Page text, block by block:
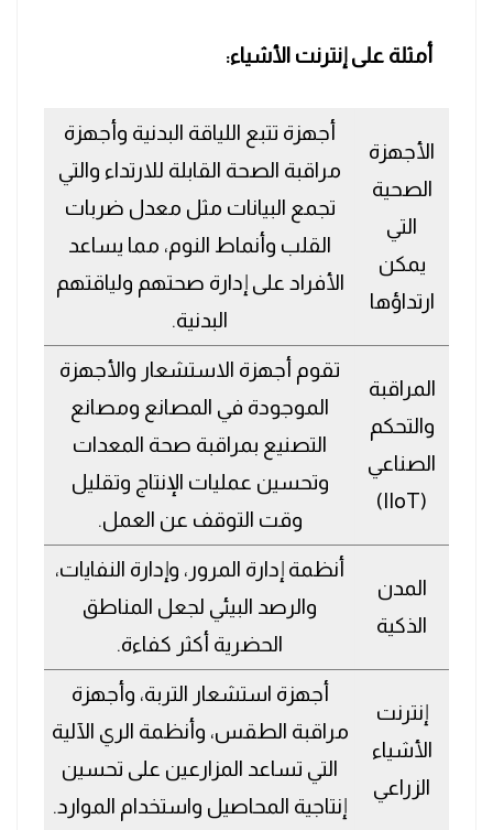
أمثلة على إنترنت الأشياء:
الأجهزة
الصحية
التي
يمكن
ارتداؤها
أجهزة تتبع اللياقة البدنية وأجهزة
مراقبة الصحة القابلة للارتداء والتي
تجمع البيانات مثل معدل ضربات
القلب وأنماط النوم، مما يساعد
الأفراد على إدارة صحتهم ولياقتهم
البدنية.
المراقبة
والتحكم
الصناعي
(IIoT)
تقوم أجهزة الاستشعار والأجهزة
الموجودة في المصانع ومصانع
التصنيع بمراقبة صحة المعدات
وتحسين عمليات الإنتاج وتقليل
وقت التوقف عن العمل.
المدن
الذكية
أنظمة إدارة المرور، وإدارة النفايات،
والرصد البيئي لجعل المناطق
الحضرية أكثر كفاءة.
إنترنت
الأشياء
الزراعي
أجهزة استشعار التربة، وأجهزة
مراقبة الطقس، وأنظمة الري الآلية
التي تساعد المزارعين على تحسين
إنتاجية المحاصيل واستخدام الموارد.